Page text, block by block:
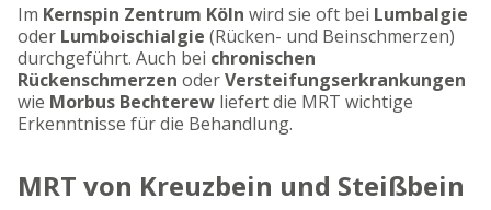
Im Kernspin Zentrum Köln wird sie oft bei Lumbalgie
oder Lumboischialgie (Rücken- und Beinschmerzen)
durchgeführt. Auch bei chronischen
Rückenschmerzen oderVersteifungserkrankungen
wie Morbus Bechterew liefert die MRT wichtige
Erkenntnisse für die Behandlung.
MRT von Kreuzbein und Steißbein